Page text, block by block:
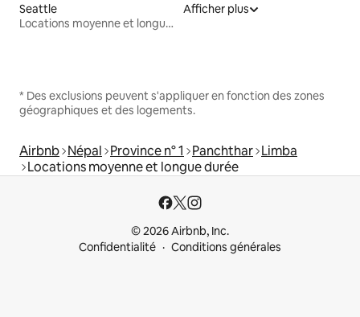
Seattle
Locations moyenne et longue durée
Afficher plus
* Des exclusions peuvent s'appliquer en fonction des zones
géographiques et des logements.
Airbnb Népal Province n° 1 Panchthar Limba
Locations moyenne et longue durée
© 2026 Airbnb, Inc.
Confidentialité
Conditions générales